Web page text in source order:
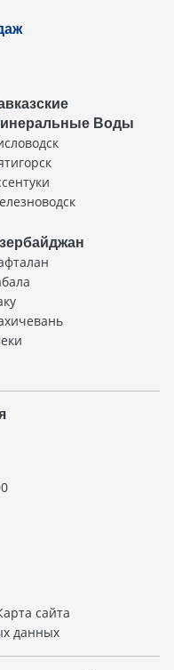
Воды
сайта
данных